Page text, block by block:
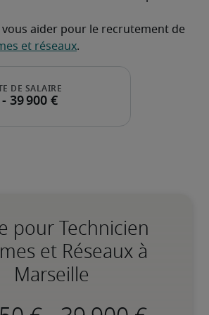
et réseaux.
pour Technicien
et Réseaux à
Marseille